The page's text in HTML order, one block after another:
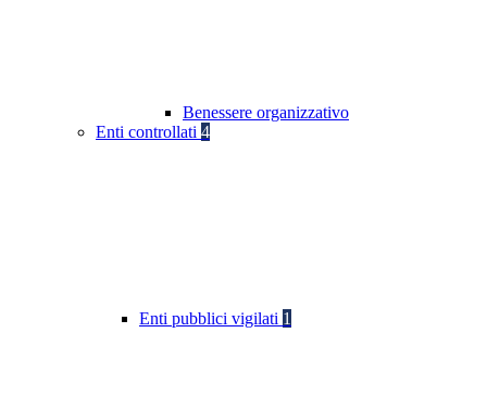
Benessere organizzativo
Enti controllati 4
Enti pubblici vigilati 1